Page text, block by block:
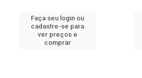
Faça seu login ou
cadastre-se para
ver preços e
comprar